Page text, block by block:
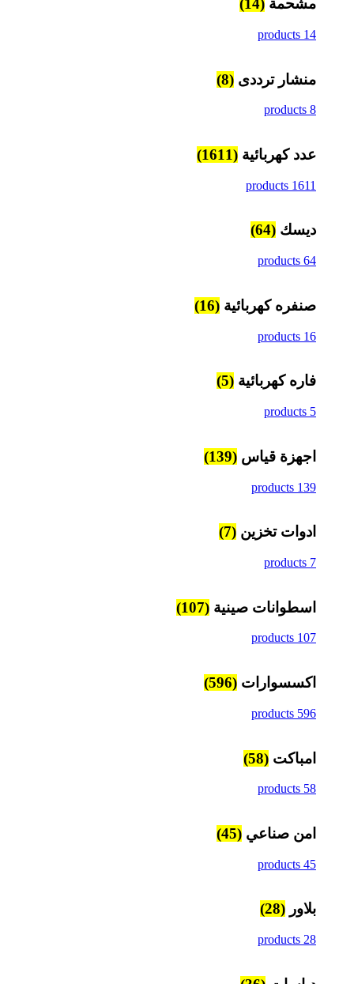
مشحمة (14)
14 products
منشار ترددى (8)
8 products
عدد كهربائية (1611)
1611 products
ديسك (64)
64 products
صنفره كهربائية (16)
16 products
فاره كهربائية (5)
5 products
اجهزة قياس (139)
139 products
ادوات تخزين (7)
7 products
اسطوانات صينية (107)
107 products
اكسسوارات (596)
596 products
امباكت (58)
58 products
امن صناعي (45)
45 products
بلاور (28)
28 products